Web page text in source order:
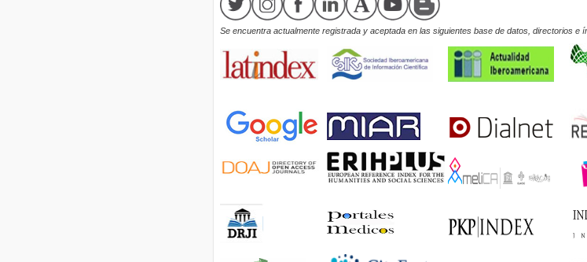
Se encuentra actualmente registrada y aceptada en las siguientes base de datos, directorios e